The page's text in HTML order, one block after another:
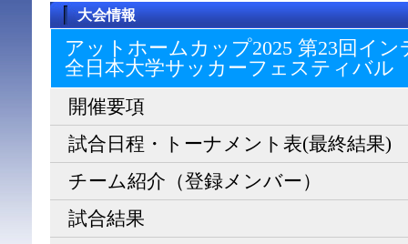
大会情報
アットホームカップ2025 第23回イ
全日本大学サッカーフェスティバル
開催要項
試合日程・トーナメント表(最終結果)
チーム紹介（登録メンバー）
試合結果